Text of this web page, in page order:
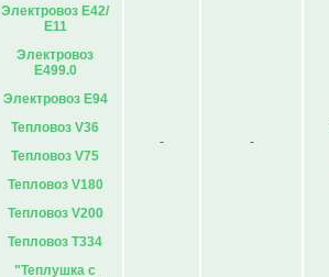
Электровоз Е42/
Е11
Электровоз
Е499.0
Электровоз Е94
Тепловоз V36
Тепловоз V75
Тепловоз V180
Тепловоз V200
Тепловоз Т334
"Теплушка с
- -